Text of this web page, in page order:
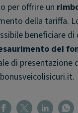
per offrire un
della tariffa.
beneficiare
dei
di presentazione